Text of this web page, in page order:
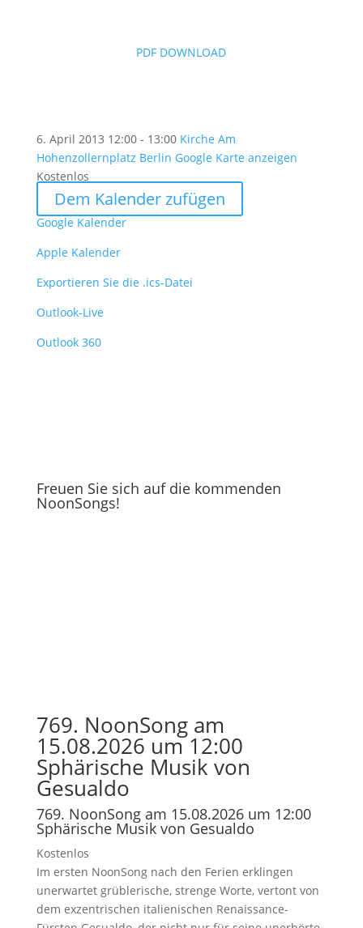
PDF DOWNLOAD
6. April 2013 12:00 - 13:00 Kirche Am
Hohenzollernplatz Berlin Google Karte anzeigen
Kostenlos
Dem Kalender zufügen
Google Kalender
Apple Kalender
Exportieren Sie die .ics-Datei
Outlook-Live
Outlook 360
Freuen Sie sich auf die kommenden
NoonSongs!
769. NoonSong am
15.08.2026 um 12:00
Sphärische Musik von
Gesualdo
769. NoonSong am 15.08.2026 um 12:00
Sphärische Musik von Gesualdo
Kostenlos
Im ersten NoonSong nach den Ferien erklingen
unerwartet grüblerische, strenge Worte, vertont von
dem exzentrischen italienischen Renaissance-